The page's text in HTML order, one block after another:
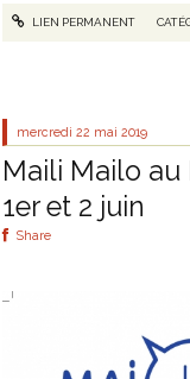
LIEN PERMANENT
mercredi 22 mai 2019
Maili Mailo au
1er et 2 juin
Share